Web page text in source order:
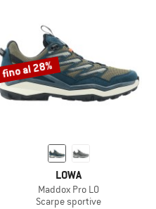
fino al 28%
LOWA
Maddox Pro LO
Scarpe sportive